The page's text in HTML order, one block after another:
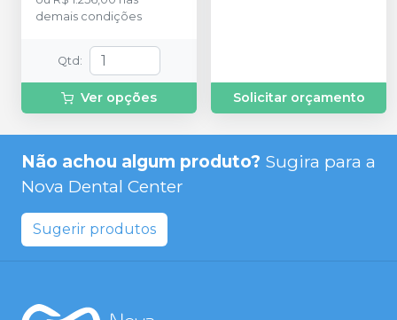
demais condições
Qtd :
Ver opções Solicitar orçamento
Não achou algum produto? Sugira para a
Nova Dental Center
Sugerir produtos